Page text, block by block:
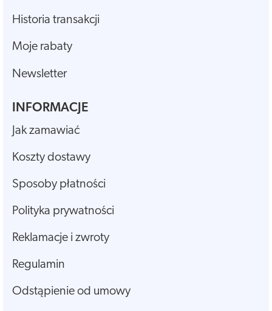
Historia transakcji
Moje rabaty
Newsletter
INFORMACJE
Jak zamawiać
Koszty dostawy
Sposoby płatności
Polityka prywatności
Reklamacje i zwroty
Regulamin
Odstąpienie od umowy